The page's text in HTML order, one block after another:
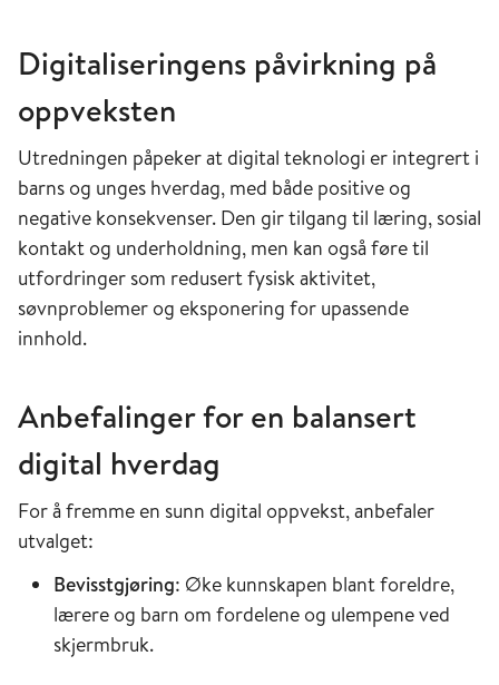
Digitaliseringens påvirkning på
oppveksten
Utredningen påpeker at digital teknologi er integrert i
barns og unges hverdag, med både positive og
negative konsekvenser. Den gir tilgang til læring, sosial
kontakt og underholdning, men kan også føre til
utfordringer som redusert fysisk aktivitet,
søvnproblemer og eksponering for upassende
innhold.
Anbefalinger for en balansert
digital hverdag
For å fremme en sunn digital oppvekst, anbefaler
utvalget:
Bevisstgjøring: Øke kunnskapen blant foreldre,
lærere og barn om fordelene og ulempene ved
skjermbruk.